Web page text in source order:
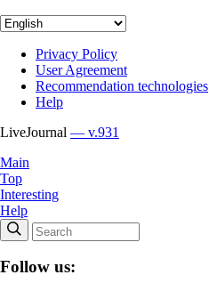
Privacy Policy
User Agreement
Recommendation technologies
Help
LiveJournal — v.931
Main
Top
Interesting
Help
Follow us: